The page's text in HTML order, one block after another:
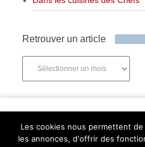
Retrouver un article
Les cookies nous permettent
les annonces, d'offrir des